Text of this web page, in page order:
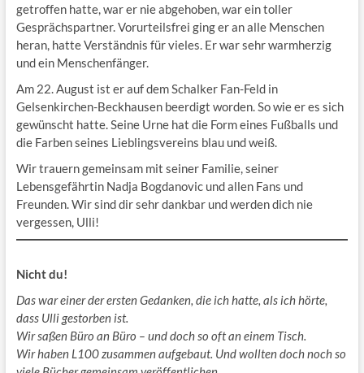
getroffen hatte, war er nie abgehoben, war ein toller
Gesprächspartner. Vorurteilsfrei ging er an alle Menschen
heran, hatte Verständnis für vieles. Er war sehr warmherzig
und ein Menschenfänger.
Am 22. August ist er auf dem Schalker Fan-Feld in
Gelsenkirchen-Beckhausen beerdigt worden. So wie er es sich
gewünscht hatte. Seine Urne hat die Form eines Fußballs und
die Farben seines Lieblingsvereins blau und weiß.
Wir trauern gemeinsam mit seiner Familie, seiner
Lebensgefährtin Nadja Bogdanovic und allen Fans und
Freunden. Wir sind dir sehr dankbar und werden dich nie
vergessen, Ulli!
Nicht du!
Das war einer der ersten Gedanken, die ich hatte, als ich hörte,
dass Ulli gestorben ist.
Wir saßen Büro an Büro – und doch so oft an einem Tisch.
Wir haben L100 zusammen aufgebaut. Und wollten doch noch so